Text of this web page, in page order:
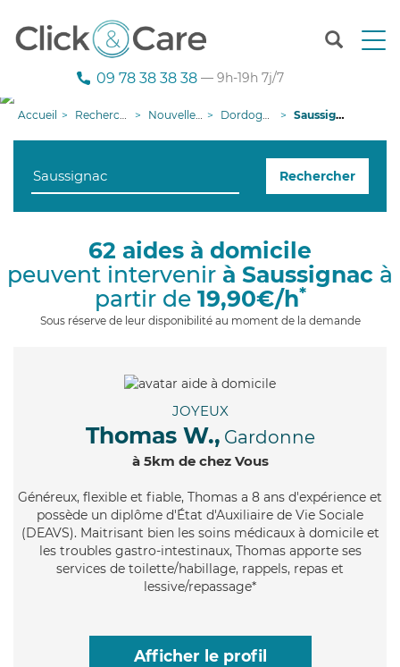
T
n
g
i
09 78 38 38 38 — 9h-19h 7j/7
Accueil Recherche aide à domicile Nouvelle-Aquitaine Dordogne Saussignac
Rechercher
62 aides à domicile
peuvent intervenir à Saussignac à
partir de 19,90€/h*
Sous réserve de leur disponibilité au moment de la demande
JOYEUX
Thomas W., Gardonne
à 5km de chez Vous
Généreux, flexible et fiable, Thomas a 8 ans d'expérience et
possède un diplôme d'État d'Auxiliaire de Vie Sociale
(DEAVS). Maitrisant bien les soins médicaux à domicile et
les troubles gastro-intestinaux, Thomas apporte ses
services de toilette/habillage, rappels, repas et
lessive/repassage*
Afficher le profil